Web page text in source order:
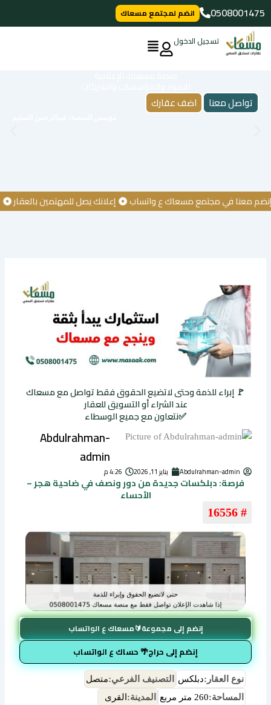
تخطي
إلى
المحتوى
0508001475
انضم لمجتمع مسعاك
تسجيل الدخول
تواصل معنا اضف عقارك
معنا في مجتمع مسعاك ع واتساب إعلانك يصل للمهتمين بالعقار كن
🚩 إبراء للذمة وحتى لاتضيع الحقوق فقط تواصل مع مسعاك
عند الشراء أو التسويق للعقار
✅نتعاون مع جميع الوسطاء
Abdulrahman-
admin
Abdulrahman-admin يناير 11, 2026 4:26 م
فرصة: دبلكسات جديدة من دور ونصف في ضاحية هجر –
الأحساء
# 16556
إنضم إلى مجموعة🔰مسعاك ع الواتساب
إنضم إلى حراج🌴 حساك ع الواتساب
نوع العقار:دبلكس التصنيف الفرعي:متصل
المساحة:260 متر مربع المدينة: القرى